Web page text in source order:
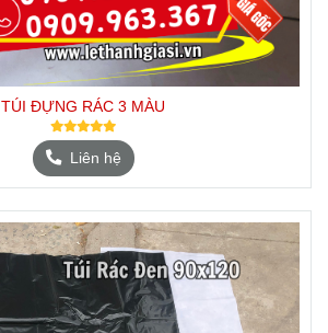
TÚI ĐỰNG RÁC 3 MÀU
Liên hệ